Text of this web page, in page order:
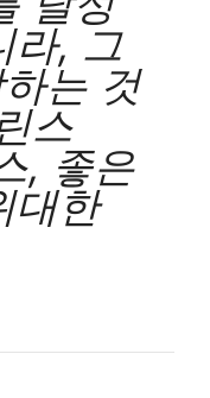
라, 그
는 것
스
, 좋은
대한